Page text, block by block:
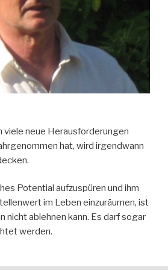
viele neue Herausforderungen
hat, wird irgendwann
Potential aufzuspüren und ihm
im Leben einzuräumen, ist
nicht ablehnen kann. Es darf sogar
werden.